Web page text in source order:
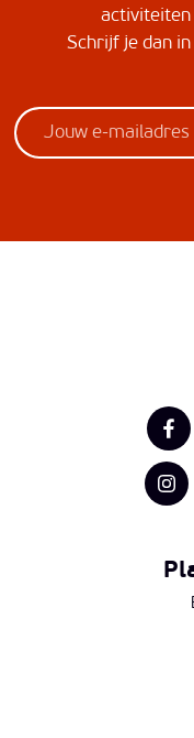
activiteiten
Schrijf je dan